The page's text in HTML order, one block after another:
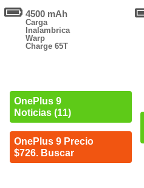
4500 mAh
Carga
Inalambrica
Warp
Charge 65T
OnePlus 9
Noticias (11)
OnePlus 9 Precio
$726. Buscar